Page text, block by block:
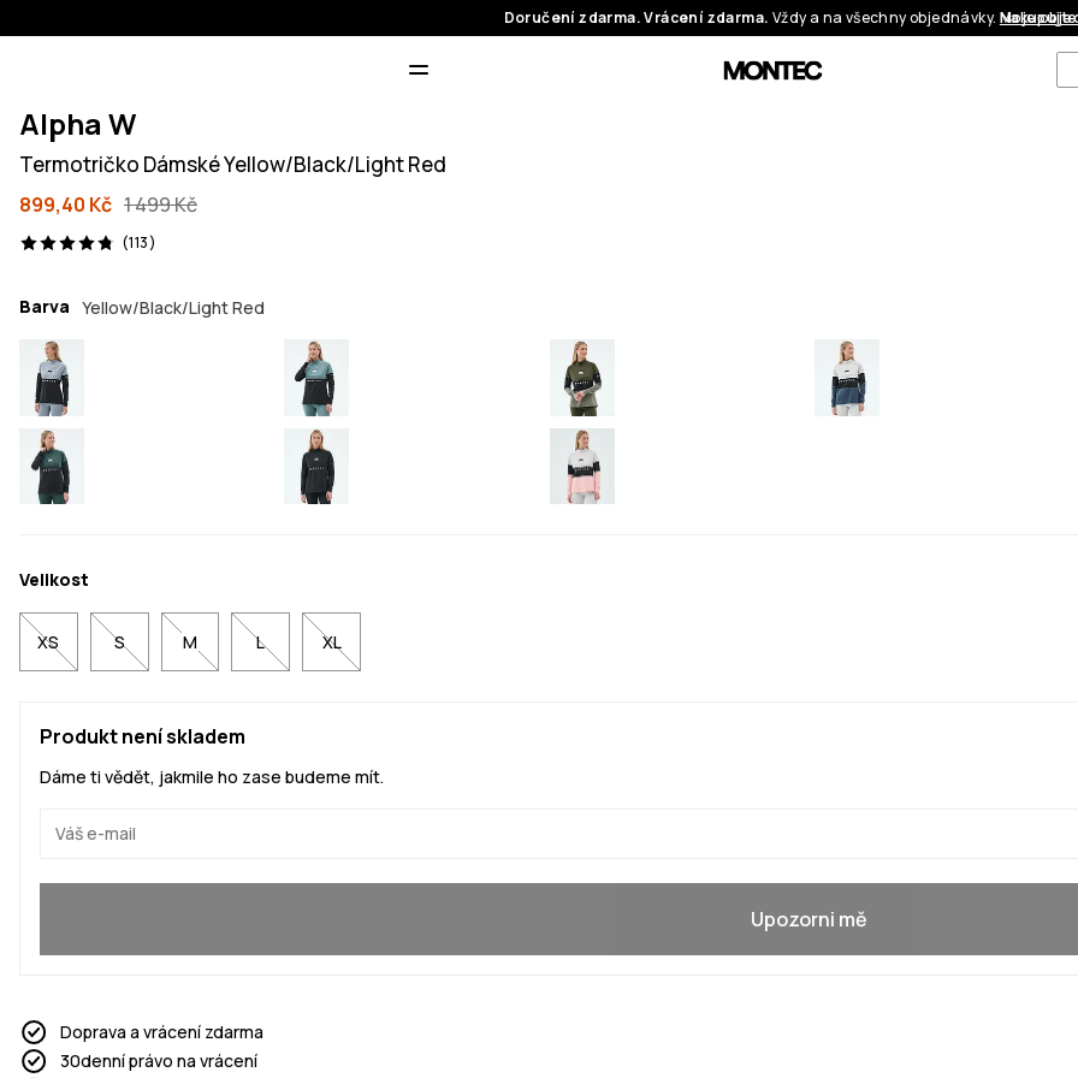
Doručení zdarma. Vrácení zdarma. Vždy a na všechny objednávky. Moje
Alpha W
Termotričko Dámské Yellow/Black/Light Red
899,40 Kč 1 499 Kč
(113)
113 recenze, 4.8/5
Barva Yellow/Black/Light Red
Velikost
XS S M L XL
Produkt není skladem
Dáme ti vědět, jakmile ho zase budeme mít.
Upozorni mě
Doprava a vrácení zdarma
30denní právo na vrácení